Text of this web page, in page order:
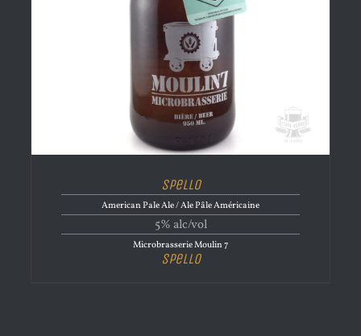
Spello
American Pale Ale / Ale Pâle Américaine
5% alc/vol
Microbrasserie Moulin 7
Spello